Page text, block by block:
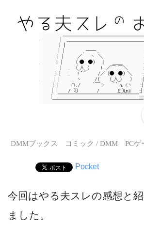
DMMブックス コミック / DMM PCゲ
Pocket
今回はやる夫スレの感想と
ました。